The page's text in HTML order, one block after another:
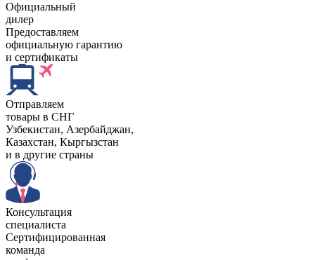
Официальный
дилер
Предоставляем
официальную гарантию
и сертификаты
Отправляем
товары в СНГ
Узбекистан, Aзербайджан,
Казахстан, Кыргызстан
и в другие страны
Консультация
специалиста
Сертифицированная
команда